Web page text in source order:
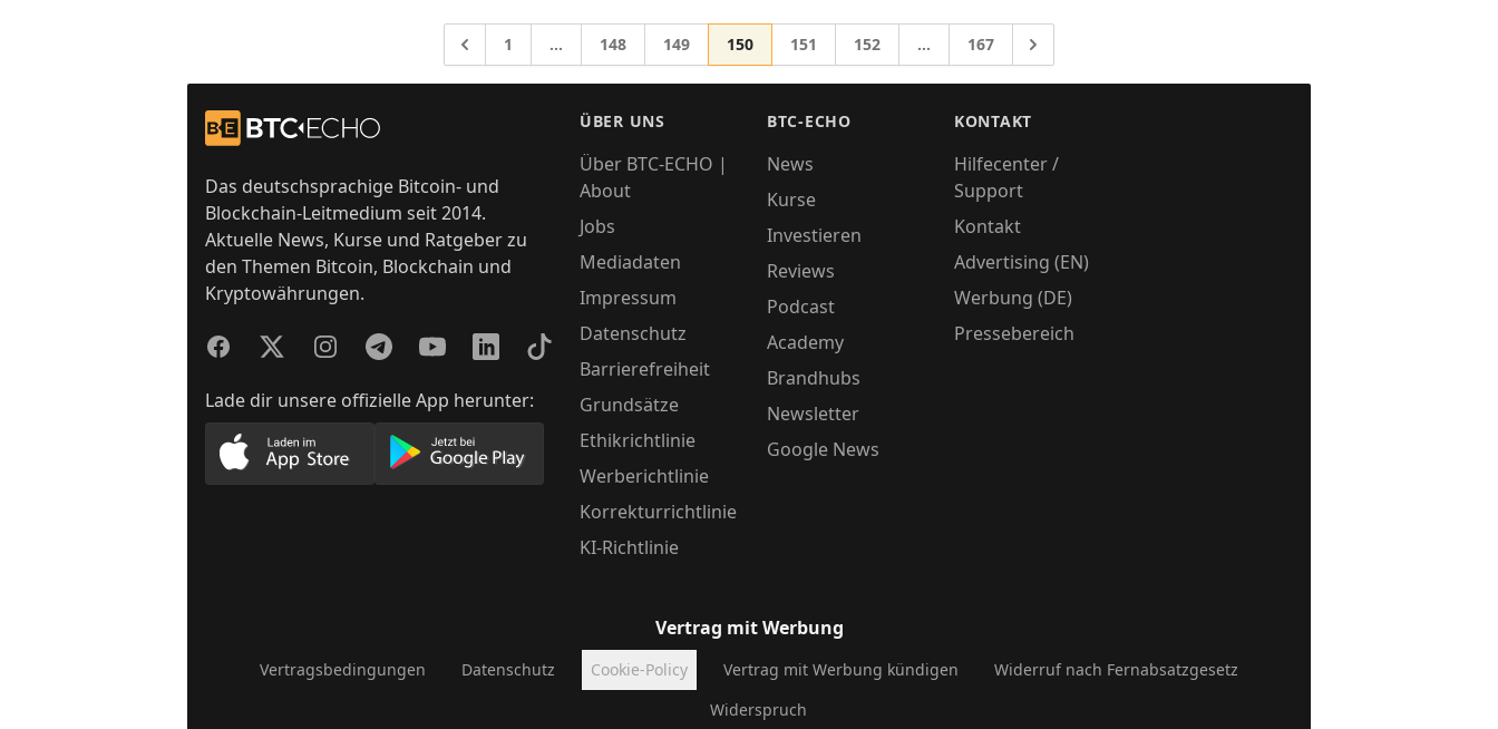
Gehe zu
Gehe zur Seite
1 Zwischenseiten weggelassen
… Gehe zur Seite
148 Gehe zur Seite
149 Gehe zur Seite
150 Gehe zur Seite
151 Gehe zur Seite
152 Zwischenseiten weggelassen
… Gehe zur Seite
167 Gehe zu
Zur Startseite
Das deutschsprachige Bitcoin- und
Blockchain-Leitmedium seit 2014.
Aktuelle News, Kurse und Ratgeber zu
den Themen Bitcoin, Blockchain und
Kryptowährungen.
FacebookTwitterInstagramTelegramYouTubeLinkedInTikTok
Lade dir unsere offizielle App herunter:
Lade unsere App im AppStore herunterLade unsere App im PlayStore herunter
ÜBER UNS
Über BTC-ECHO |
About
Jobs
Mediadaten
Impressum
Datenschutz
Barrierefreiheit
Grundsätze
Ethikrichtlinie
Werberichtlinie
Korrekturrichtlinie
KI-Richtlinie
BTC-ECHO
News
Kurse
Investieren
Reviews
Podcast
Academy
Brandhubs
Newsletter
Google News
KONTAKT
Hilfecenter /
Support
Kontakt
Advertising (EN)
Werbung (DE)
Pressebereich
Vertrag mit Werbung
Vertragsbedingungen Datenschutz Cookie-Policy Vertrag mit Werbung kündigen
Widerruf nach Fernabsatzgesetz
Widerspruch